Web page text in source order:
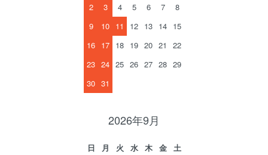
2
3 4 5 6 7
8
9
10 11 12 13 14 15
16 17 18 19 20 21
22
23 24 25 26 27 28 29
30 31
2026年9月
日 月 火 水 木 金
土